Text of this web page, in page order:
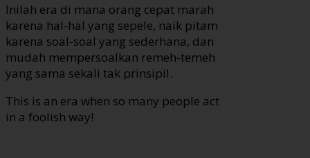
Inilah era di mana orang cepat marah
karena hal-hal yang sepele, naik pitam
karena soal-soal yang sederhana, dan
mudah mempersoalkan remeh-temeh
yang sama sekali tak prinsipil.
This is an era when so many people act
in a foolish way!